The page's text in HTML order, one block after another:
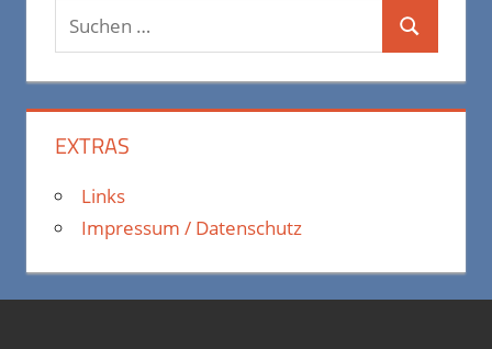
Suchen
nach:
Suchen
EXTRAS
Links
Impressum / Datenschutz